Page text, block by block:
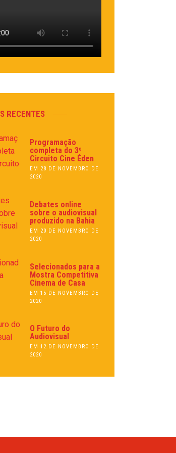
RECENTES
Programação
completa do 3º
Circuito Cine Éden
EM 28 DE NOVEMBRO DE
2020
Debates online
sobre o audiovisual
produzido na Bahia
EM 20 DE NOVEMBRO DE
2020
Selecionados para a
Mostra Competitiva
Cinema de Casa
EM 15 DE NOVEMBRO DE
2020
O Futuro do
Audiovisual
EM 12 DE NOVEMBRO DE
2020